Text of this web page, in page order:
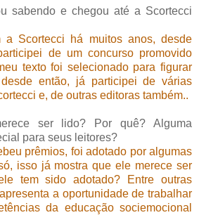
sabendo e chegou até a Scortecci
a Scortecci há muitos anos, desde
de um concurso promovido
texto foi selecionado para figurar
então, já participei de várias
e, de outras editoras também..
ser lido? Por quê? Alguma
para seus leitores?
prêmios, foi adotado por algumas
isso já mostra que ele merece ser
tem sido adotado? Entre outras
a oportunidade de trabalhar
da educação sociemocional